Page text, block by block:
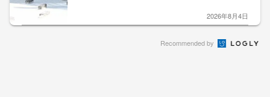
2026年8月4日
Recommended by